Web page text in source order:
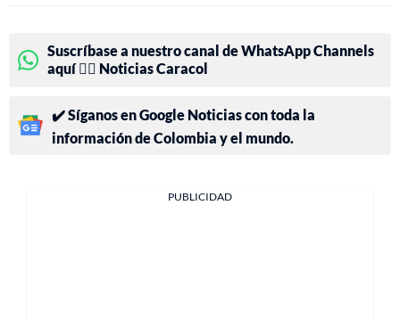
Suscríbase a nuestro canal de WhatsApp Channels
aquí 👉🏻 Noticias Caracol
✔️ Síganos en Google Noticias con toda la
información de Colombia y el mundo.
PUBLICIDAD